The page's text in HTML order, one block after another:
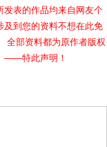
发表的作品均来自网友个
及到您的资料不想在此免
全部资料都为原作者版权
——特此声明！